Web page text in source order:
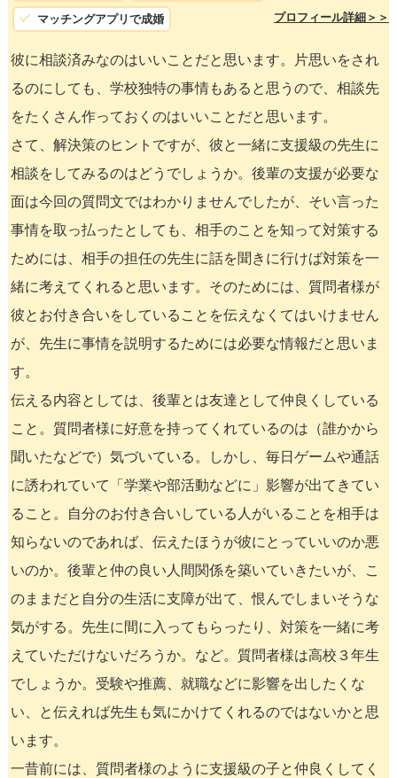
マッチングアプリで成婚 プロフィール詳細＞＞
彼に相談済みなのはいいことだと思います。片思いをされ
るのにしても、学校独特の事情もあると思うので、相談先
をたくさん作っておくのはいいことだと思います。
さて、解決策のヒントですが、彼と一緒に支援級の先生に
相談をしてみるのはどうでしょうか。後輩の支援が必要な
面は今回の質問文ではわかりませんでしたが、そい言った
事情を取っ払ったとしても、相手のことを知って対策する
ためには、相手の担任の先生に話を聞きに行けば対策を一
緒に考えてくれると思います。そのためには、質問者様が
彼とお付き合いをしていることを伝えなくてはいけません
が、先生に事情を説明するためには必要な情報だと思いま
す。
伝える内容としては、後輩とは友達として仲良くしている
こと。質問者様に好意を持ってくれているのは（誰かから
聞いたなどで）気づいている。しかし、毎日ゲームや通話
に誘われていて「学業や部活動などに」影響が出てきてい
ること。自分のお付き合いしている人がいることを相手は
知らないのであれば、伝えたほうが彼にとっていいのか悪
いのか。後輩と仲の良い人間関係を築いていきたいが、こ
のままだと自分の生活に支障が出て、恨んでしまいそうな
気がする。先生に間に入ってもらったり、対策を一緒に考
えていただけないだろうか。など。質問者様は高校３年生
でしょうか。受験や推薦、就職などに影響を出したくな
い、と伝えれば先生も気にかけてくれるのではないかと思
います。
一昔前には、質問者様のように支援級の子と仲良くしてく